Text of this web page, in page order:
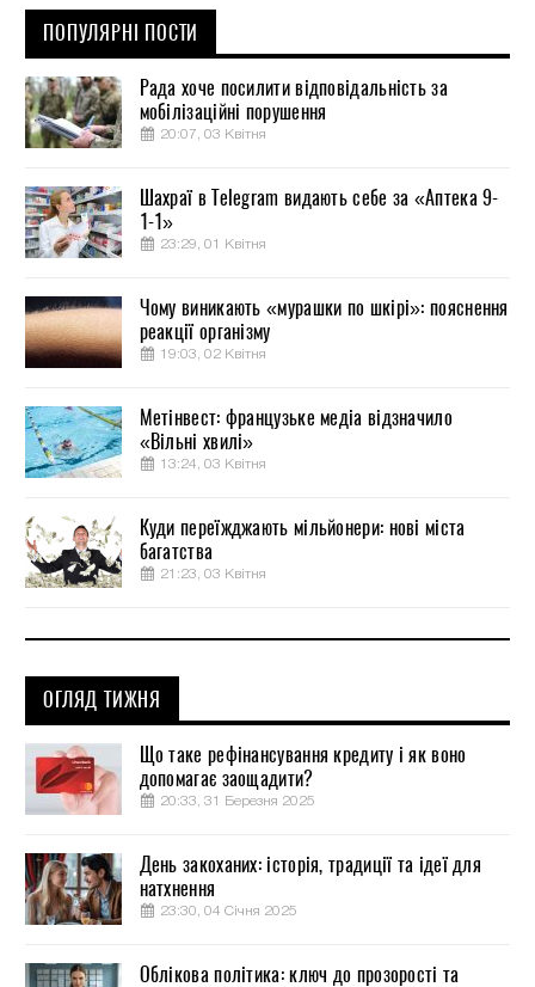
ПОПУЛЯРНІ ПОСТИ
Рада хоче посилити відповідальність за
мобілізаційні порушення
20:07, 03 Квітня
Шахраї в Telegram видають себе за «Аптека 9-
1-1»
23:29, 01 Квітня
Чому виникають «мурашки по шкірі»: пояснення
реакції організму
19:03, 02 Квітня
Метінвест: французьке медіа відзначило
«Вільні хвилі»
13:24, 03 Квітня
Куди переїжджають мільйонери: нові міста
багатства
21:23, 03 Квітня
ОГЛЯД ТИЖНЯ
Що таке рефінансування кредиту і як воно
допомагає заощадити?
20:33, 31 Березня 2025
День закоханих: історія, традиції та ідеї для
натхнення
23:30, 04 Січня 2025
Облікова політика: ключ до прозорості та